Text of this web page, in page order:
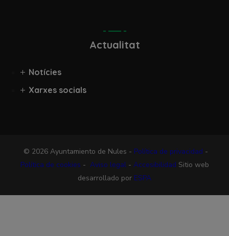
Actualitat
Notícies
Xarxes socials
© 2026 Ayuntamiento de Nules - Política de privacidad -
Política de cookies - Aviso legal- Accesibilidad Sitio web
desarrollado por ESPA